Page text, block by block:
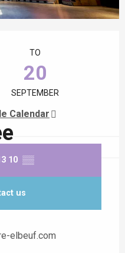
TO
20
SEPTEMBER
Calendar
10 ▒▒
us
elbeuf.com